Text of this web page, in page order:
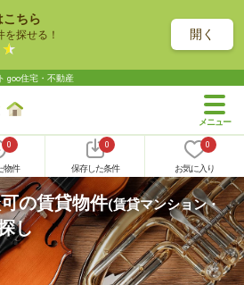
こちら
を探せる！ 開く
goo住宅・不動産
0
物件
0
保存した条件
0
お気に入り
の賃貸物件(賃貸マンション・
し